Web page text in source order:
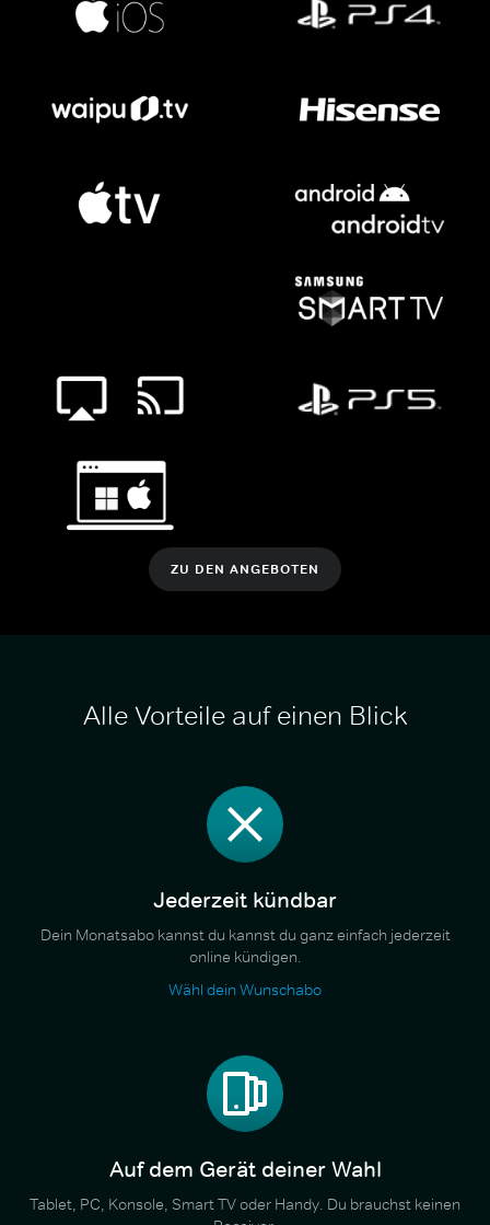
ZU DEN ANGEBOTEN
Alle Vorteile auf einen Blick
Jederzeit kündbar
Dein Monatsabo kannst du kannst du ganz einfach jederzeit
online kündigen.
Wähl dein Wunschabo
Auf dem Gerät deiner Wahl
Tablet, PC, Konsole, Smart TV oder Handy. Du brauchst keinen